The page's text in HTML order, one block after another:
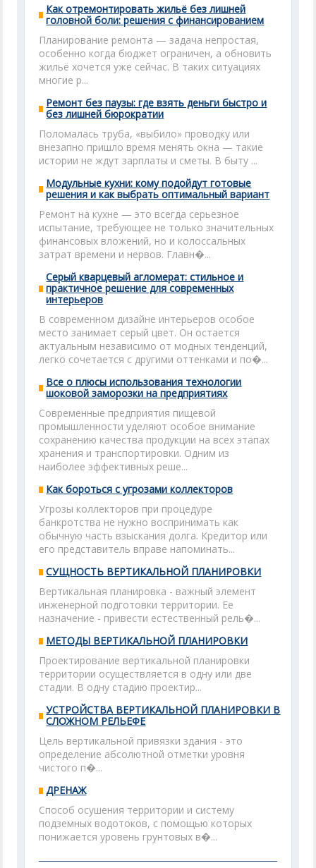
Как отремонтировать жильё без лишней
головной боли: решения с финансированием
Планирование ремонта — задача непростая,
особенно когда бюджет ограничен, а обновить
жильё хочется уже сейчас. В таких ситуациях
многие р...
Ремонт без паузы: где взять деньги быстро и
без лишней бюрократии
Поломалась труба, «выбило» проводку или
внезапно пришло время менять окна — такие
истории не ждут зарплаты и сметы. В быту ...
Модульные кухни: кому подойдут готовые
решения и как выбрать оптимальный вариант
Ремонт на кухне — это всегда серьезное
испытание, требующее не только значительных
финансовых вложений, но и колоссальных
затрат времени и нервов. Главн�...
Серый кварцевый агломерат: стильное и
практичное решение для современных
интерьеров
В современном дизайне интерьеров особое
место занимает серый цвет. Он остается
актуальным независимо от модных тенденций,
легко сочетается с другими оттенками и по�...
Все о плюсы использования технологии
шоковой заморозки на предприятиях
Современные предприятия пищевой
промышленности уделяют особое внимание
сохранению качества продукции на всех этапах
хранения и транспортировки. Одним из
наиболее эффективных реше...
Как бороться с угрозами коллекторов
Угрозы коллекторов при процедуре
банкротства не нужно воспринимать как
обычную часть взыскания долга. Кредитор или
его представитель вправе напоминать...
СУЩНОСТЬ ВЕРТИКАЛЬНОЙ ПЛАНИРОВКИ
Вертикальная планировка - важный элемент
инженерной подготовки территории. Ее
назначение - привести естественный рель�...
МЕТОДЫ ВЕРТИКАЛЬНОЙ ПЛАНИРОВКИ
Проектирование вертикальной планировки
территории осуществляется в одну или две
стадии. В одну стадию проектир...
УСТРОЙСТВА ВЕРТИКАЛЬНОЙ ПЛАНИРОВКИ В
СЛОЖНОМ РЕЛЬЕФЕ
Цель вертикальной привязки здания - это
определение абсолютной отметки уровня
чистого п�...
ДРЕНАЖ
Способ осушения территории и систему
подземных водотоков, с помощью которых
понижается уровень грунтовых в�...